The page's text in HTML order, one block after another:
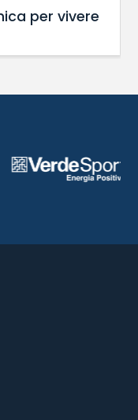
Giornata
Madison Square